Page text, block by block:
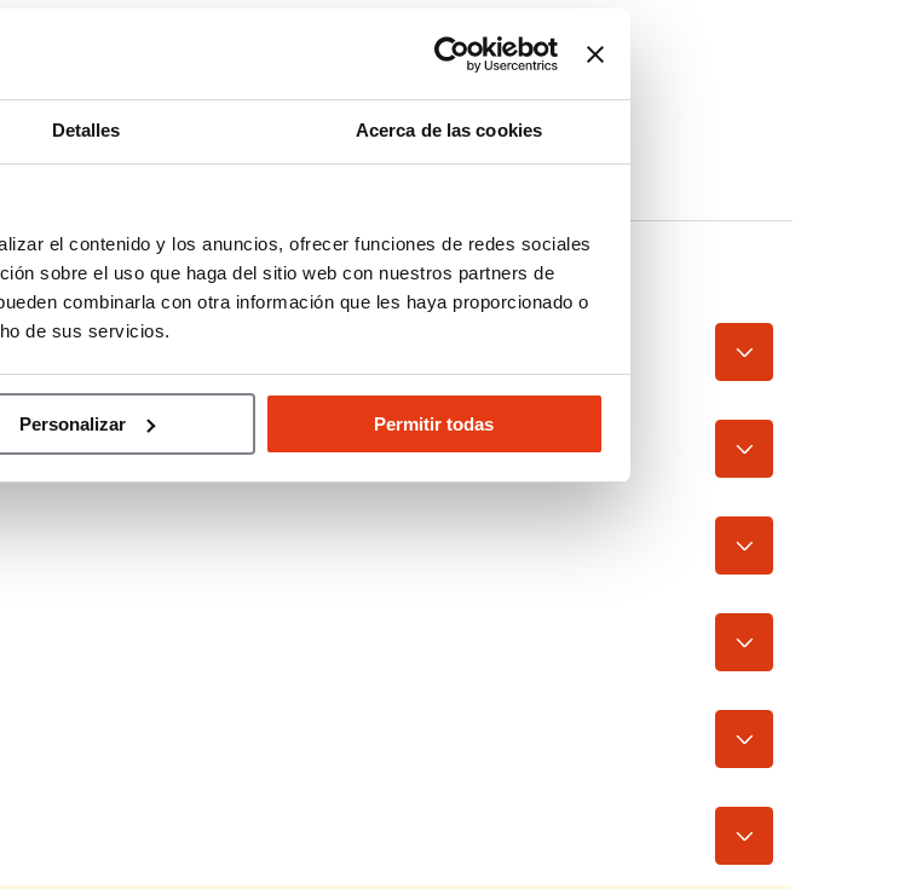
Detalles Acerca de las cookies
el contenido y los anuncios, ofrecer funciones de redes sociales
sobre el uso que haga del sitio web con nuestros partners de
combinarla con otra información que les haya proporcionado o
de sus servicios.
Personalizar Permitir todas
pensada para facilitar la
especialización en pizza
la convierten en una de las
en España.